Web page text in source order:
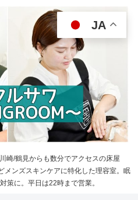
崎/鶴見からも数分でアクセスの床屋
メンズスキンケアに特化した理容室。眠
策に。平日は22時まで営業。
JA